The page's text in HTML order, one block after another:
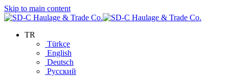
Skip to main content
TR
Türkçe
English
Deutsch
Русский